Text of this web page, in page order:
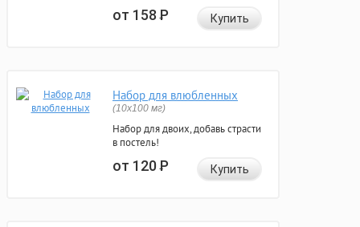
от 158Р Купить
Набор для влюбленных
(10х100 мг)
Набор для двоих, добавь страсти
в постель!
от 120Р Купить